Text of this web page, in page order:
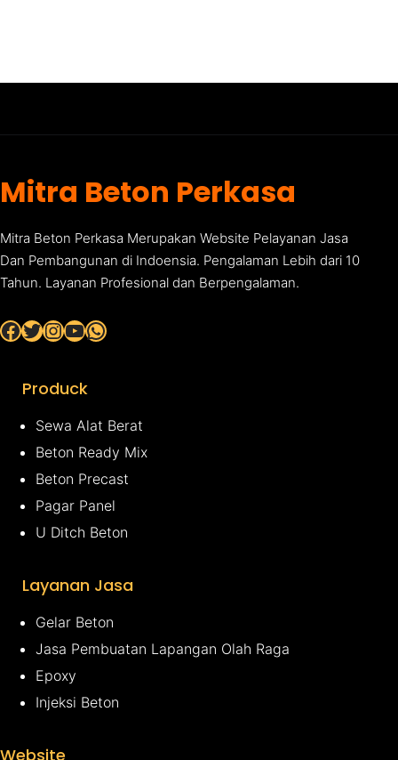
Mitra Beton Perkasa
Mitra Beton Perkasa Merupakan Website Pelayanan Jasa
Dan Pembangunan di Indoensia. Pengalaman Lebih dari 10
Tahun. Layanan Profesional dan Berpengalaman.
Facebook Twitter InstagramYouTube WhatsApp
Produck
Sewa Alat Berat
Beton Ready Mix
Beton Precast
Pagar Panel
U Ditch Beton
Layanan Jasa
Gelar Beton
Jasa Pembuatan Lapangan Olah Raga
Epoxy
Injeksi Beton
Website